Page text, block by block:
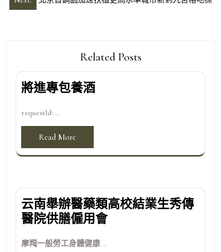
Related Posts
將進專包養酒
requestId:...
Read More
云南舉辦醫藥類高校結業生秀傳
醫院供膳僱用會
摩羯一般勞工身體健康...